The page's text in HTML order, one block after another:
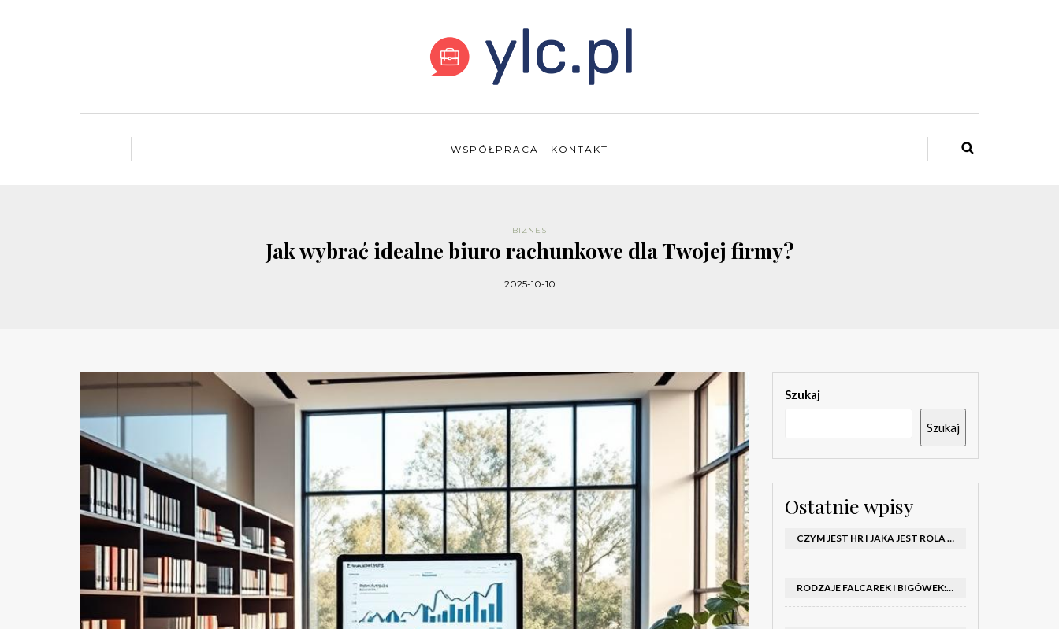
WSPÓŁPRACA I KONTAKT
BIZNES
Jak wybrać idealne biuro rachunkowe dla Twojej firmy?
2025-10-10
Szukaj
Szukaj
Ostatnie wpisy
CZYM JEST HR I JAKA JEST ROLA DZIAŁU HR W FIRMIE
RODZAJE FALCAREK I BIGÓWEK: JAKIE WYBRAĆ DO PRODUKCJI?